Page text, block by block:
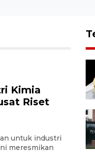
Kimia
Riset
untuk industri
meresmikan